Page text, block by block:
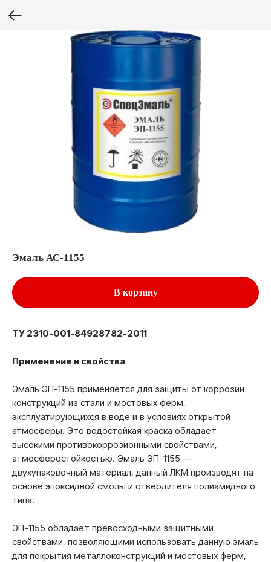
Эмаль АС-1155
В корзину
ТУ 2310-001-84928782-2011
Применение и свойства
Эмаль ЭП-1155 применяется для защиты от коррозии
конструкций из стали и мостовых ферм,
эксплуатирующихся в воде и в условиях открытой
атмосферы. Это водостойкая краска обладает
высокими противокоррозионными свойствами,
атмосферостойкостью. Эмаль ЭП-1155 —
двухупаковочный материал, данный ЛКМ производят на
основе эпоксидной смолы и отвердителя полиамидного
типа.
ЭП-1155 обладает превосходными защитными
свойствами, позволяющими использовать данную эмаль
для покрытия металлоконструкций и мостовых ферм,